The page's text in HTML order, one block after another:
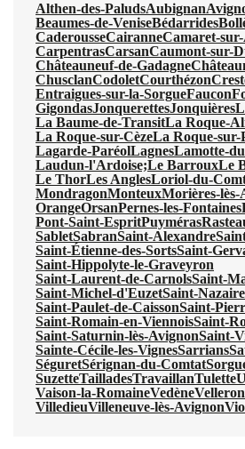
Althen-des-PaludsAubignan
Beaumes-de-VeniseBédarrides
CaderousseCairanneCamaret-
CarpentrasCarsanCaumont-sur-
Châteauneuf-de-Gadagne
ChusclanCodoletCourthézon
Entraigues-sur-la-SorgueFaucon
GigondasJonquerettesJonquières
La Baume-de-TransitLa Roque-
La Roque-sur-CèzeLa Roque-sur-
Lagarde-ParéolLagnesLamotte-
Laudun-l'Ardoise;Le BarrouxLe
Le ThorLes AnglesLoriol-du-
MondragonMonteuxMorières-lès-
OrangeOrsanPernes-les-Fontaines
Pont-Saint-EspritPuyméras
SabletSabranSaint-Alexandre
Saint-Étienne-des-SortsSaint-
Saint-Hippolyte-le-Graveyron
Saint-Laurent-de-CarnolsSaint-
Saint-Michel-d'EuzetSaint-Nazaire
Saint-Paulet-de-CaissonSaint-
Saint-Romain-en-ViennoisSaint-
Saint-Saturnin-lès-AvignonSaint-
Sainte-Cécile-les-VignesSarrians
SéguretSérignan-du-Comtat
SuzetteTailladesTravaillanTulette
Vaison-la-RomaineVedèneVelleron
VilledieuVilleneuve-lès-Avignon